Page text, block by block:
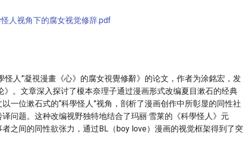
人视角下的腐女视觉修辞.pdf
怪人”凝視漫畫《心》的腐女視覺修辭》的论文，作者为涂銘宏，发
》。文章深入探讨了榎本奈理子通过漫画形式改编夏目漱石的经典
一位漱石式的“科學怪人”视角，剖析了漫画创作中所彰显的同性社
问题。这种改编视野独特地结合了玛丽·雪莱的《科學怪人》元
之间的同性欲张力，通过BL（boy love）漫画的视觉框架得到了突